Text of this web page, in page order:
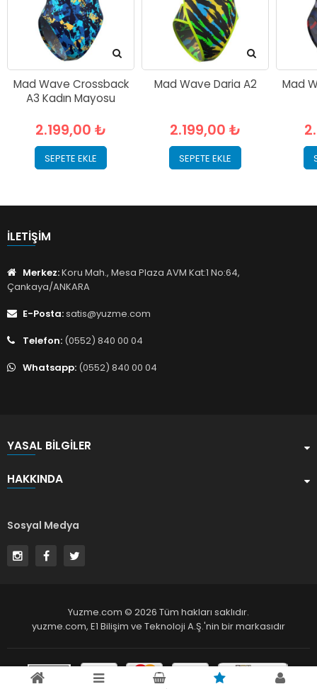
Mad Wave Crossback
A3 Kadın Mayosu
2.199,00 ₺
SEPETE EKLE
Mad Wave Daria A2
2.199,00 ₺
SEPETE EKLE
Mad
İLETIŞIM
Merkez:Koru Mah., Mesa Plaza AVM Kat:1 No:64,
Çankaya/ANKARA
E-Posta:satis@yuzme.com
Telefon: (0552) 840 00 04
Whatsapp: (0552) 840 00 04
YASAL BILGILER
HAKKINDA
Sosyal Medya
Yuzme.com © 2026 Tüm hakları saklıdır.
yuzme.com, E1 Bilişim ve Teknoloji A.Ş.'nin bir markasıdır